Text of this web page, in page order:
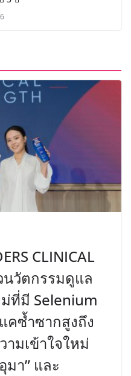
CLINICAL
นวัตกรรมดูแล
ที่มี Selenium
คซ้ำซากสูงถึง
ามเข้าใจใหม่
มา” และ